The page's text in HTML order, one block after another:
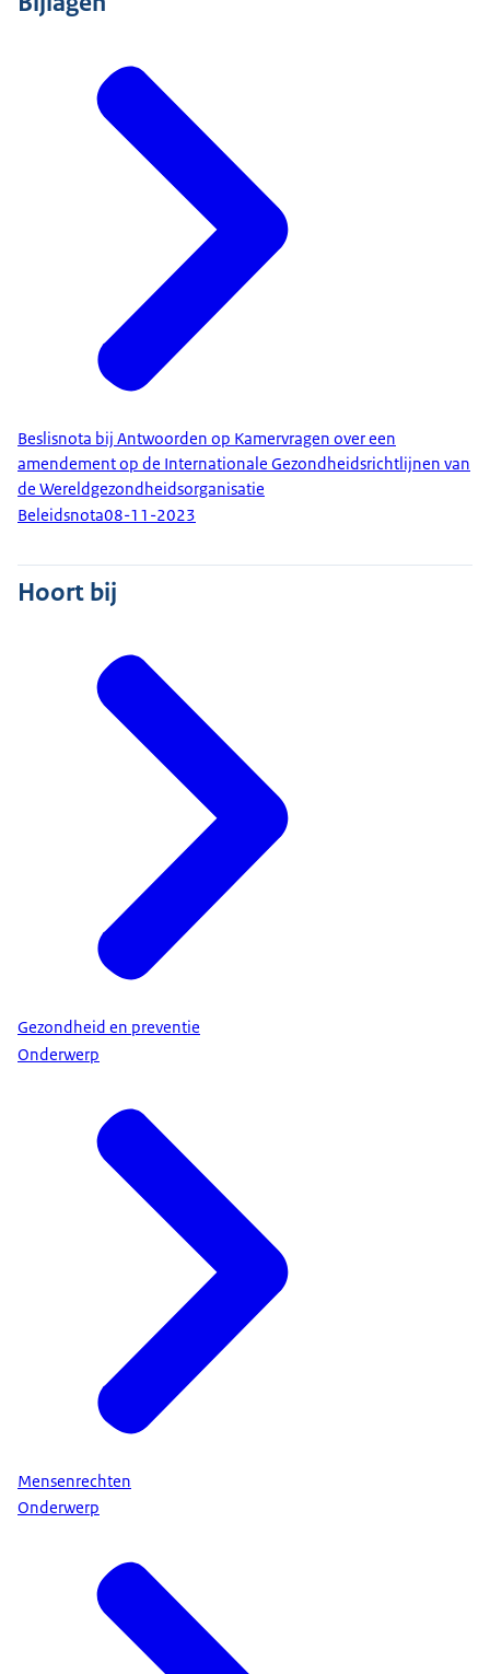
Beslisnota bij Antwoorden op Kamervragen over een
amendement op de Internationale Gezondheidsrichtlijnen van
de Wereldgezondheidsorganisatie
Beleidsnota08-11-2023
Hoort bij
Gezondheid en preventie
Onderwerp
Mensenrechten
Onderwerp